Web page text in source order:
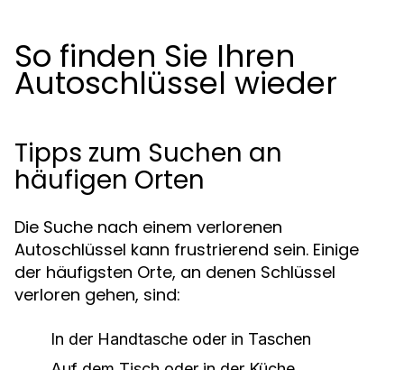
So finden Sie Ihren
Autoschlüssel wieder
Tipps zum Suchen an
häufigen Orten
Die Suche nach einem verlorenen
Autoschlüssel kann frustrierend sein. Einige
der häufigsten Orte, an denen Schlüssel
verloren gehen, sind:
In der Handtasche oder in Taschen